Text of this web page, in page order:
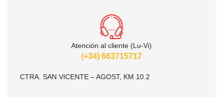
Atención al cliente (Lu-Vi)
(+34) 663715717
CTRA. SAN VICENTE – AGOST, KM 10.2